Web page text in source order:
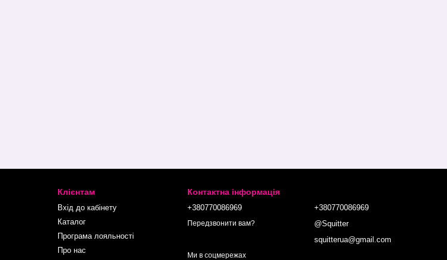
Клієнтам
Вхід до кабінету
Каталог
Програма лояльності
Про нас
Контактна інформація
+380770086969
Передзвонити вам?
+380770086969
@Squitter
squitterua@gmail.com
Ми в соцмережах